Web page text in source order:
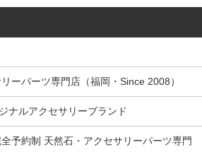
ーパーツ専門店（福岡・Since 2008）
ナルアクセサリーブランド
予約制 天然石・アクセサリーパーツ専門